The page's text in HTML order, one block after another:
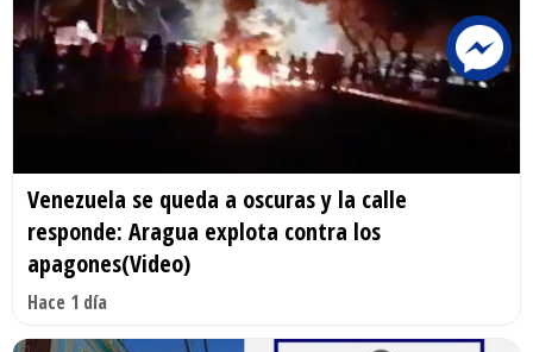
Venezuela se queda a oscuras y la calle
responde: Aragua explota contra los
apagones(Video)
Hace 1 día